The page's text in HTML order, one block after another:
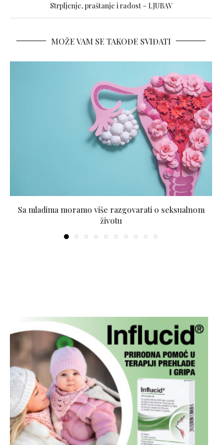
Strpljenje, praštanje i radost – LJUBAV
MOŽE VAM SE TAKOĐE SVIĐATI
Sa mladima moramo više razgovarati o seksualnom
životu